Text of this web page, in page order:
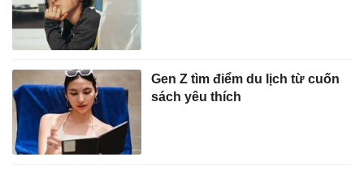
Gen Z tìm điểm du lịch từ cuốn
sách yêu thích